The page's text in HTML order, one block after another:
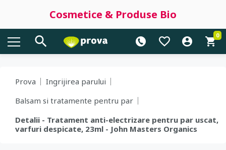
Cosmetice & Produse Bio
0
Prova
Ingrijirea parului
Balsam si tratamente pentru par
Detalii - Tratament anti-electrizare pentru par uscat,
varfuri despicate, 23ml - John Masters Organics